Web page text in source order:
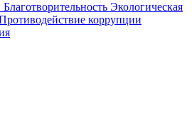
Благотворительность Экологическая
коррупции